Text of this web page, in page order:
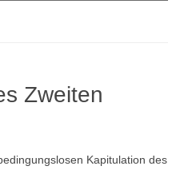
Zweiten
Kapitulation des